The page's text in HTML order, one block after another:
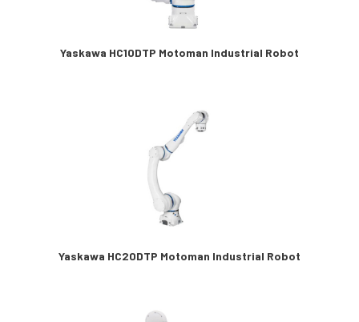
Yaskawa HC10DTP Motoman Industrial Robot
Yaskawa HC20DTP Motoman Industrial Robot